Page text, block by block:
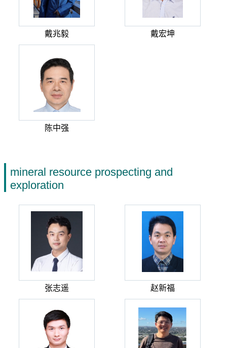
戴兆毅 戴宏坤
陈中强
mineral resource prospecting and
exploration
张志遥 赵新福